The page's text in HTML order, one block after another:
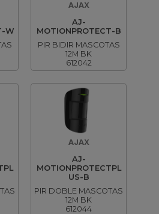
W
AJAX
AJ-
MOTIONPROTECT-B
PIR BIDIR MASCOTAS
12M BK
612042
AJAX
AJ-
MOTIONPROTECTPL
US-B
PIR DOBLE MASCOTAS
12M BK
612044